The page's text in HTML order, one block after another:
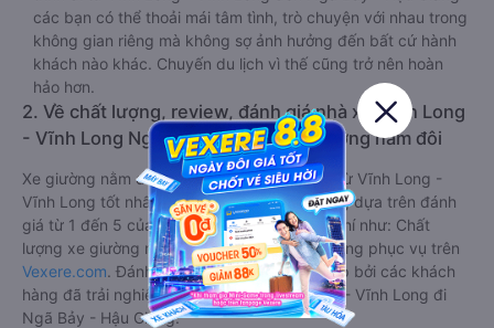
các bạn có thể thoải mái tâm tình, trò chuyện với nhau trong
không gian riêng mà không sợ ảnh hưởng đến bất cứ hành
khách nào khác. Chuyến du lịch vì thế cũng trở nên hoàn
hảo hơn.
2. Về chất lượng, review, đánh giá nhà xe Vĩnh Long
- Vĩnh Long Ngã Bảy - Hậu Giang giường nằm đôi
Xe giường nằm đôi đi Ngã Bảy - Hậu Giang từ Vĩnh Long -
Vĩnh Long tốt nhất được phân loại chất lượng dựa trên đánh
giá từ 1 đến 5 của khách hàng với các tiêu chí như: Chất
lượng xe giường nằm đôi, Đúng giờ, Chất lượng phục vụ trên
Vexere.com. Đánh giá này được viết trực tiếp bởi các khách
hàng đã trải nghiệm các hãng Xe Vĩnh Long - Vĩnh Long đi
Ngã Bảy - Hậu Giang.